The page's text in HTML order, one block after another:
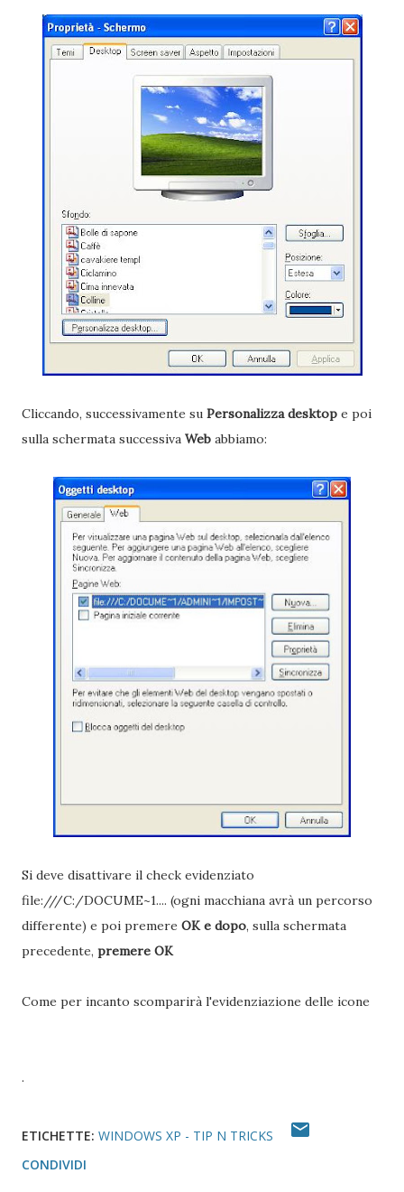
Cliccando, successivamente su Personalizza desktop e poi
sulla schermata successiva Web abbiamo:
Si deve disattivare il check evidenziato
file:///C:/DOCUME~1.... (ogni macchiana avrà un percorso
differente) e poi premere OK e dopo, sulla schermata
precedente, premere OK
Come per incanto scomparirà l'evidenziazione delle icone
.
ETICHETTE: WINDOWS XP - TIP N TRICKS
CONDIVIDI